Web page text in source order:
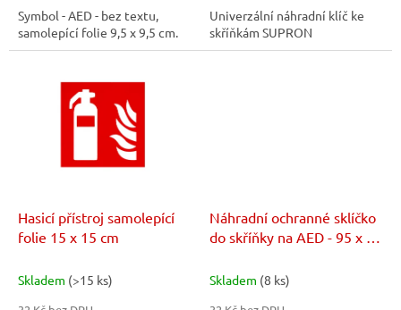
Symbol - AED - bez textu,
samolepící folie 9,5 x 9,5 cm.
Univerzální náhradní klíč ke
skříňkám SUPRON
Hasicí přístroj samolepící
folie 15 x 15 cm
Skladem (>15 ks)
Náhradní ochranné sklíčko
do skříňky na AED - 95 x 40
Skladem (8 ks)